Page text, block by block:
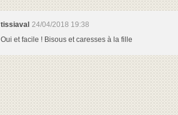
tissiaval 24/04/2018 19:38
Oui et facile ! Bisous et caresses à la fille